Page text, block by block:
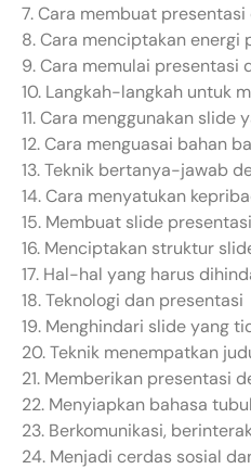
7. Cara membuat
8. Cara menciptakan
9. Cara memulai presentasi
10. Langkah-langkah untuk
11. Cara menggunakan
12. Cara menguasai bahan
13. Teknik bertanya-jawab
14. Cara menyatukan
15. Membuat slide
16. Menciptakan struktur
17. Hal-hal yang harus
18. Teknologi dan presentasi
19. Menghindari slide yang
20. Teknik menempatkan
21. Memberikan presentasi
22. Menyiapkan bahasa
23. Berkomunikasi,
24. Menjadi cerdas sosial